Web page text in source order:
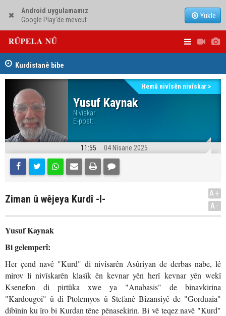
Android uygulamamız
Google Play'de mevcut
Yükle
Hewlêr: Bexda rêyê nade benzîn derbazî Herêma
Kurdistanê bibe
Nêçîrvan Barzanî û Parlamenterê Almanyayê Serdar
Yuksel civiyan Kerkûkê
Yusuf Kaynak
Nivîskar
E-post:
Hemû nivîsên nivîskar >
11:55 04 Nîsane 2025
Ziman û wêjeya Kurdî -I-
A+
A-
Yusuf Kaynak
Bi gelemperî:
Her çend navê "Kurd" di nivîsarên Asûriyan de derbas nabe, lê
mirov li nivîskarên klasîk ên kevnar yên herî kevnar yên wekî
Ksenefon di pirtûka xwe ya "Anabasis" de binavkirina
"Kardougoi" û di Ptolemyos û Stefanê Bîzansiyê de "Gorduaia"
dibînin ku îro bi Kurdan têne pênasekirin. Bi vê teqez navê "Kurd"